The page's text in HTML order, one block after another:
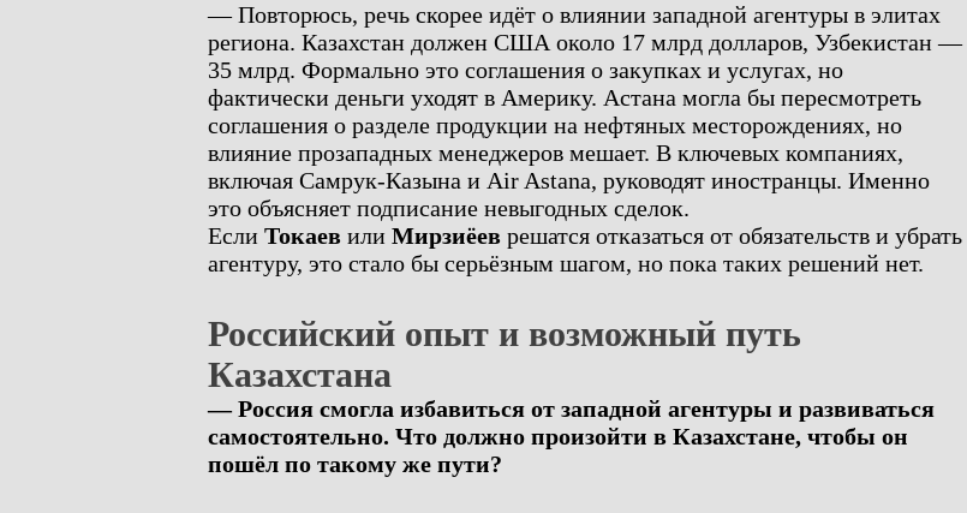
— Повторюсь, речь скорее идёт о влиянии западной агентуры в элитах
региона. Казахстан должен США около 17 млрд долларов, Узбекистан —
35 млрд. Формально это соглашения о закупках и услугах, но
фактически деньги уходят в Америку. Астана могла бы пересмотреть
соглашения о разделе продукции на нефтяных месторождениях, но
влияние прозападных менеджеров мешает. В ключевых компаниях,
включая Самрук-Казына и Air Astana, руководят иностранцы. Именно
это объясняет подписание невыгодных сделок.
Если Токаев или Мирзиёев решатся отказаться от обязательств и убрать
агентуру, это стало бы серьёзным шагом, но пока таких решений нет.
Российский опыт и возможный путь
Казахстана
— Россия смогла избавиться от западной агентуры и развиваться
самостоятельно. Что должно произойти в Казахстане, чтобы он
пошёл по такому же пути?